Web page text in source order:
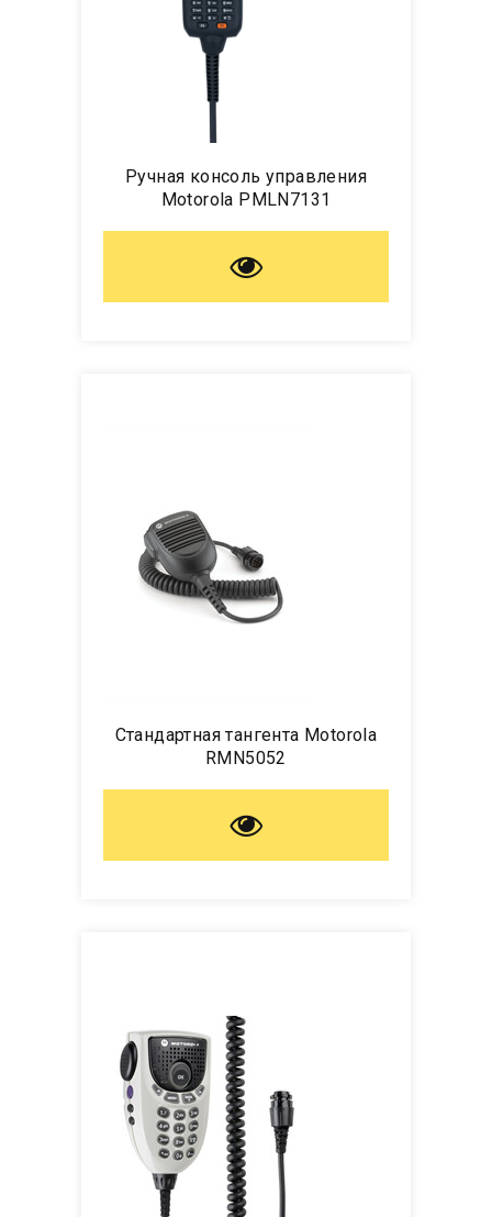
Ручная консоль управления
Motorola PMLN7131
Стандартная тангента Motorola
RMN5052